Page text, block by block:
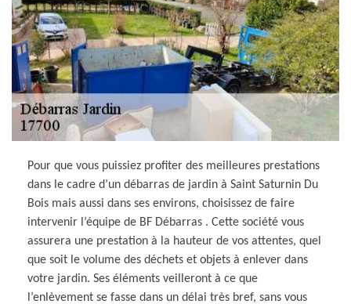
Pour que vous puissiez profiter des meilleures prestations
dans le cadre d’un débarras de jardin à Saint Saturnin Du
Bois mais aussi dans ses environs, choisissez de faire
intervenir l’équipe de BF Débarras . Cette société vous
assurera une prestation à la hauteur de vos attentes, quel
que soit le volume des déchets et objets à enlever dans
votre jardin. Ses éléments veilleront à ce que
l’enlèvement se fasse dans un délai très bref, sans vous